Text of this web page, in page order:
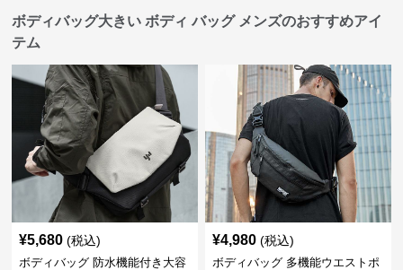
ボディバッグ大きい ボディ バッグ メンズのおすすめアイ
テム
¥5,680 (税込)
ボディバッグ 防水機能付き大容
¥4,980 (税込)
ボディバッグ 多機能ウエストポ